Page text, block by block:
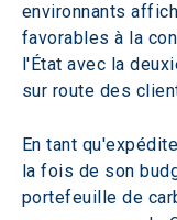
environnants
favorables à la
l'État avec la
sur route des
En tant
la fois de son
portefeuille de